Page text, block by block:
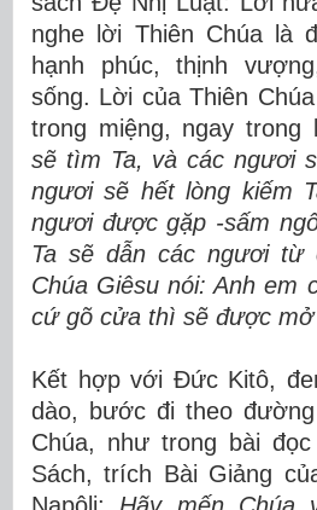
nghe lời Thiên Chúa là
hạnh phúc, thịnh
sống. Lời của Thiên
trong miệng, ngay trong
sẽ tìm Ta, và các ngươi
ngươi sẽ hết lòng kiếm
ngươi được gặp -sấm
Ta sẽ dẫn các ngươi từ
Chúa Giêsu nói: Anh em
cứ gõ cửa thì sẽ được mở
Kết hợp với Đức Kitô,
dào, bước đi theo
Chúa, như trong bài
Sách, trích Bài Giảng